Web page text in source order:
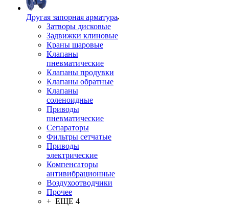
Другая запорная арматура
Затворы дисковые
Задвижки клиновые
Краны шаровые
Клапаны
пневматические
Клапаны продувки
Клапаны обратные
Клапаны
соленоидные
Приводы
пневматические
Сепараторы
Фильтры сетчатые
Приводы
электрические
Компенсаторы
антивибрационные
Воздухоотводчики
Прочее
+ ЕЩЕ 4